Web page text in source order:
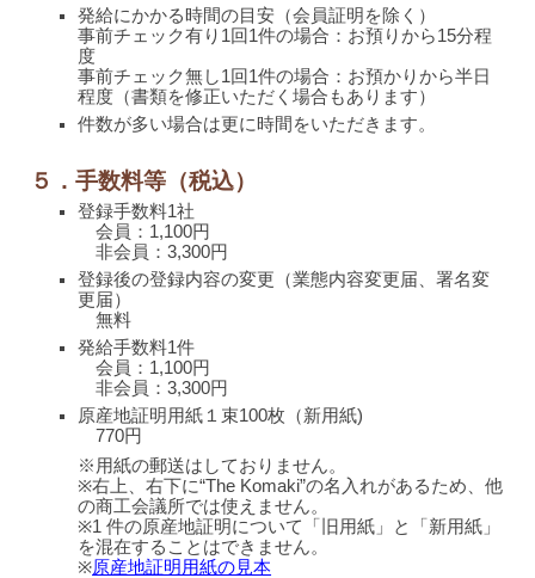
発給にかかる時間の目安（会員証明を除く）
事前チェック有り 1回1件の場合：お預りから15分程
度
事前チェック無し1回1件の場合：お預かりから半日
程度（書類を修正いただく場合もあります）
件数が多い場合は更に時間をいただきます。
５．手数料等（税込）
登録手数料1社
会員：1,100円
非会員：3,300円
登録後の登録内容の変更（業態内容変更届、署名変
更届）
無料
発給手数料1件
会員：1,100円
非会員：3,300円
原産地証明用紙１束100枚（新用紙)
770円
※用紙の郵送はしておりません。
※右上、右下に“The Komaki”の名入れがあるため、他
の商工会議所では使えません。
※1 件の原産地証明について「旧用紙」と「新用紙」
を混在することはできません。
※原産地証明用紙の見本